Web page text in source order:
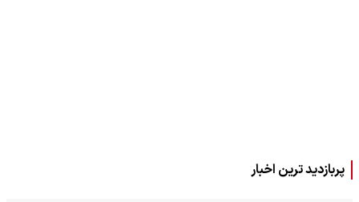
پربازدید ترین اخبار